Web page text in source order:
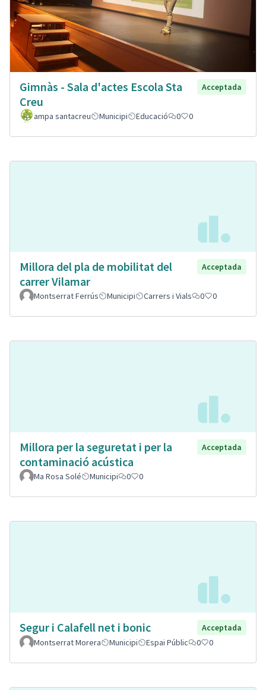
Gimnàs - Sala d'actes Escola Sta
Creu
Acceptada
ampa santacreu Municipi Educació 0 0
Millora del pla de mobilitat del
carrer Vilamar
Acceptada
Montserrat Ferrús Municipi Carrers i Vials 0 0
Millora per la seguretat i per la
contaminació acústica
Acceptada
Ma Rosa Solé Municipi 0 0
Segur i Calafell net i bonic
Acceptada
Montserrat Morera
Municipi Espai Públic 0 0